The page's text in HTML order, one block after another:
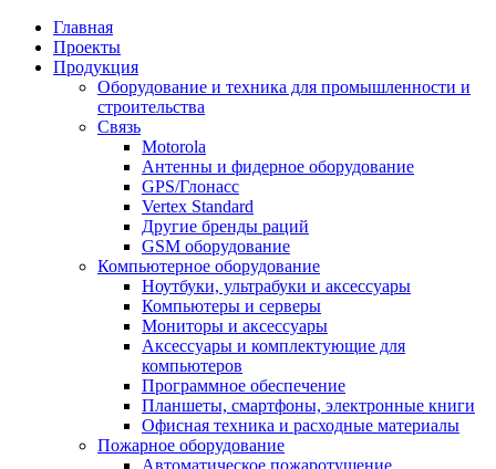
Главная
Проекты
Продукция
Оборудование и техника для промышленности и
строительства
Связь
Motorola
Антенны и фидерное оборудование
GPS/Глонасс
Vertex Standard
Другие бренды раций
GSM оборудование
Компьютерное оборудование
Ноутбуки, ультрабуки и аксессуары
Компьютеры и серверы
Мониторы и аксессуары
Аксессуары и комплектующие для
компьютеров
Программное обеспечение
Планшеты, смартфоны, электронные книги
Офисная техника и расходные материалы
Пожарное оборудование
Автоматическое пожаротушение